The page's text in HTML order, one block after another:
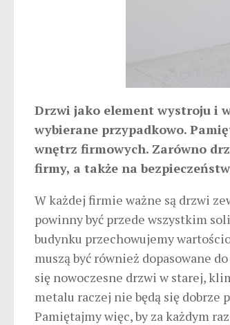
Drzwi jako element wystroju i
wybierane przypadkowo.
wnętrz firmowych. Zarówno
firmy, a także na
W każdej firmie ważne są drzwi
powinny być przede wszystkim
budynku przechowujemy
muszą być również dopasowane
się nowoczesne drzwi w starej,
metalu raczej nie będą się dobrze
Pamiętajmy więc, by za każdym